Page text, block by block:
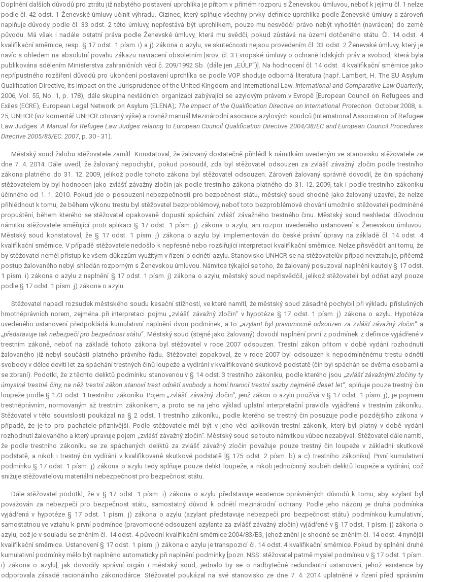
Doplnění dalších důvodů pro ztrátu již nabytého postavení uprchlíka je přitom v přímém rozporu s Ženevskou úmluvou, neboť k jejímu čl. 1 nelze
podle čl. 42 odst. 1 Ženevské úmluvy učinit výhradu. Cizinec, který splňuje všechny prvky definice uprchlíka podle Ženevské úmluvy a zároveň
naplňuje důvody podle čl. 33 odst. 2 této úmluvy, nepřestává být uprchlíkem, pouze mu nesvědčí právo nebýt vyhoštěn (navrácen) do země
původu. Má však i nadále ostatní práva podle Ženevské úmluvy, která mu svědčí, pokud zůstává na území dotčeného státu. Čl. 14 odst. 4
kvalifikační směrnice, resp. § 17 odst. 1 písm. i) a j) zákona o azylu, ve skutečnosti nejsou provedením čl. 33 odst. 2 Ženevské úmluvy, který je
navíc s ohledem na absolutní povahu zákazu navracení obsoletním [srov. čl. 3 Evropské úmluvy o ochraně lidských práv a svobod, která byla
publikována sdělením Ministerstva zahraničních věcí č. 209/1992 Sb. (dále jen „EÚLP“)]. Na hodnocení čl. 14 odst. 4 kvalifikační směrnice jako
nepřípustného rozšíření důvodů pro ukončení postavení uprchlíka se podle VOP shoduje odborná literatura (např. Lambert, H. The EU Asylum
Qualification Directive, its Impact on the Jurisprudenceof the United Kingdom and International Law.International and Comparative Law Quarterly,
2006, Vol.55, No. 1, p. 178), dále skupina nevládních organizací zabývající se azylovým právem v Evropě [European Council on Refugees and
Exiles (ECRE), European Legal Network onAsylum (ELENA); The Impact of the Qualification Directive on International Protection. October 2008, s.
25, UNHCR (viz komentář UNHCR citovaný výše) a rovněž manuál Mezinárodní asociace azylových soudců (International Association of Refugee
Law Judges.A Manual for Refugee Law Judges relating to European Council Qualification Directive 2004/38/EC and European Council Procedures
Directive 2005/85/EC. 2007, p. 30 - 31).
Městský soud žalobu stěžovatele zamítl. Konstatoval, že žalovaný dostatečně přihlédl k námitkám uvedeným ve stanovisku stěžovatele ze
dne 7. 4. 2014. Dále uvedl, že žalovaný nepochybil, pokud posoudil, zda byl stěžovatel odsouzen za zvlášť závažný zločin podle trestního
zákona platného do 31. 12. 2009, jelikož podle tohoto zákona byl stěžovatel odsouzen. Zároveň žalovaný správně dovodil, že čin spáchaný
stěžovatelem by byl hodnocen jako zvlášť závažný zločin jak podle trestního zákona platného do 31. 12. 2009, tak i podle trestního zákoníku
účinného od 1. 1. 2010. Pokud jde o posouzení nebezpečnosti pro bezpečnost státu, městský soud shodně jako žalovaný uzavřel, že nelze
přihlédnout k tomu, že během výkonu trestu byl stěžovatel bezproblémový, neboť toto bezproblémové chování umožnilo stěžovateli podmíněné
propuštění, během kterého se stěžovatel opakovaně dopustil spáchání zvlášť závažného trestného činu. Městský soud neshledal důvodnou
námitku stěžovatele směřující proti aplikaci § 17 odst. 1 písm. j) zákona o azylu, ani rozpor uvedeného ustanovení s Ženevskou úmluvou.
Městský soud konstatoval, že § 17 odst. 1 písm. j) zákona o azylu byl implementován do české právní úpravy na základě čl. 14 odst. 4
kvalifikační směrnice. V případě stěžovatele nedošlo k nepřesné nebo rozšiřující interpretaci kvalifikační směrnice. Nelze přisvědčit ani tomu, že
by stěžovatel neměl přístup ke všem důkazům využitým v řízení o odnětí azylu. Stanovisko UNHCR se na stěžovatelův případ nevztahuje, přičemž
postup žalovaného nebyl shledán rozporným s Ženevskou úmluvou. Námitce týkající se toho, že žalovaný posuzoval naplnění kautely § 17 odst.
1 písm. i) zákona o azylu z naplnění § 17 odst. 1 písm. j) zákona o azylu, městský soud nepřisvědčil, jelikož stěžovateli byl odňat azyl pouze
podle § 17 odst. 1 písm. j) zákona o azylu.
Stěžovatel napadl rozsudek městského soudu kasační stížností, ve které namítl, že městský soud zásadně pochybil při výkladu příslušných
hmotněprávních norem, zejména při interpretaci pojmu „zvlášť závažný zločin“ v hypotéze § 17 odst. 1 písm. j) zákona o azylu. Hypotéza
uvedeného ustanovení předpokládá kumulativní naplnění dvou podmínek, a to „azylant byl pravomocně odsouzen za zvlášť závažný zločin“ a
„představuje tak nebezpečí pro bezpečnost státu“. Městský soud (stejně jako žalovaný) dovodil naplnění první z podmínek z definice vyjádřené v
trestním zákoně, neboť na základě tohoto zákona byl stěžovatel v roce 2007 odsouzen. Trestní zákon přitom v době vydání rozhodnutí
žalovaného již nebyl součástí platného právního řádu. Stěžovatel zopakoval, že v roce 2007 byl odsouzen k nepodmíněnému trestu odnětí
svobody v délce devíti let za spáchání trestných činů loupeže a vydírání v kvalifikované skutkové podstatě (čin byl spáchán se dvěma osobami a
se zbraní). Podotkl, že z těchto deliktů podmínku stanovenou v § 14 odst. 3 trestního zákoníku, podle kterého jsou „zvlášť závažnými zločiny ty
úmyslné trestné činy, na něž trestní zákon stanoví trest odnětí svobody s horní hranicí trestní sazby nejméně deset let“, splňuje pouze trestný čin
loupeže podle § 173 odst. 1 trestního zákoníku. Pojem „zvlášť závažný zločin“, jenž zákon o azylu používá v § 17 odst. 1 písm. j), je pojmem
trestněprávním, normovaným až trestním zákoníkem, a proto se na jeho výklad uplatní interpretační pravidla vyjádřená v trestním zákoníku.
Stěžovatel v této souvislosti poukázal na § 2 odst. 1 trestního zákoníku, podle kterého se trestný čin posuzuje podle pozdějšího zákona v
případě, že je to pro pachatele příznivější. Podle stěžovatele měl být v jeho věci aplikován trestní zákoník, který byl platný v době vydání
rozhodnutí žalovaného a který upravuje pojem „zvlášť závažný zločin“. Městský soud se touto námitkou vůbec nezabýval. Stěžovatel dále namítl,
že podle trestního zákoníku se ze spáchaných deliktů za zvlášť závažný zločin považuje pouze trestný čin loupeže v základní skutkové
podstatě, a nikoli i trestný čin vydírání v kvalifikované skutkové podstatě [§ 175 odst. 2 písm. b) a c) trestního zákoníku]. První kumulativní
podmínku § 17 odst. 1 písm. j) zákona o azylu tedy splňuje pouze delikt loupeže, a nikoli jednočinný souběh deliktů loupeže a vydírání, což
snižuje stěžovatelovu materiální nebezpečnost pro bezpečnost státu.
Dále stěžovatel podotkl, že v § 17 odst. 1 písm. i) zákona o azylu představuje existence oprávněných důvodů k tomu, aby azylant byl
považován za nebezpečí pro bezpečnost státu, samostatný důvod k odnětí mezinárodní ochrany. Podle jeho názoru je druhá podmínka
vyjádřená v hypotéze § 17 odst. 1 písm. j) zákona o azylu (azylant představuje nebezpečí pro bezpečnost státu) podmínkou kumulativní,
samostatnou ve vztahu k první podmínce (pravomocné odsouzení azylanta za zvlášť závažný zločin) vyjádřené v § 17 odst. 1 písm. j) zákona o
azylu, což je v souladu se zněním čl. 14 odst. 4 původní kvalifikační směrnice 2004/83/ES, jehož znění je shodné se zněním čl. 14 odst. 4 nynější
kvalifikační směrnice. Ustanovení § 17 odst. 1 písm. j) zákona o azylu je transpozicí čl. 14 odst. 4 kvalifikační směrnice. Pokud by splnění druhé
kumulativní podmínky mělo být naplněno automaticky při naplnění podmínky [pozn. NSS: stěžovatel patrně myslel podmínku v § 17 odst. 1 písm.
i) zákona o azylu], jak dovodily správní orgán i městský soud, jednalo by se o nadbytečné redundantníustanovení, jehož existence by
odporovala zásadě racionálního zákonodárce. Stěžovatel poukázal na své stanovisko ze dne 7. 4. 2014 uplatněné v řízení před správním